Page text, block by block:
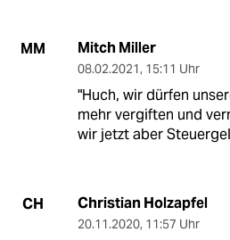
MM Mitch Miller
08.02.2021, 15:11 Uhr
"Huch, wir dürfen
mehr vergiften und
wir jetzt aber
CH Christian Holzapfel
20.11.2020, 11:57 Uhr